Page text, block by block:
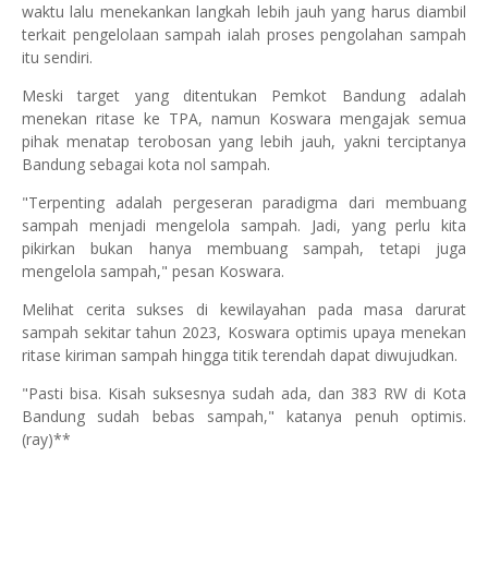
waktu lalu menekankan langkah lebih jauh yang harus diambil
terkait pengelolaan sampah ialah proses pengolahan sampah
itu sendiri.
Meski target yang ditentukan Pemkot Bandung adalah
menekan ritase ke TPA, namun Koswara mengajak semua
pihak menatap terobosan yang lebih jauh, yakni terciptanya
Bandung sebagai kota nol sampah.
"Terpenting adalah pergeseran paradigma dari membuang
sampah menjadi mengelola sampah. Jadi, yang perlu kita
pikirkan bukan hanya membuang sampah, tetapi juga
mengelola sampah," pesan Koswara.
Melihat cerita sukses di kewilayahan pada masa darurat
sampah sekitar tahun 2023, Koswara optimis upaya menekan
ritase kiriman sampah hingga titik terendah dapat diwujudkan.
"Pasti bisa. Kisah suksesnya sudah ada, dan 383 RW di Kota
Bandung sudah bebas sampah," katanya penuh optimis.
(ray)**